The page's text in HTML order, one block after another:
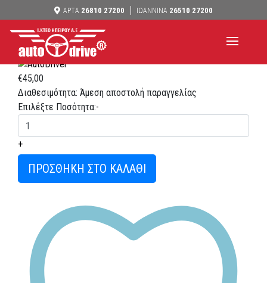
ΑΡΤΑ 26810 27200 ΙΩΑΝΝΙΝΑ 26510 27200
Έλεγχος ελαφρών οχημάτων για τα Ιωάννινα
Κάντε κλικ στη φωτογραφία για zoom
€45,00
Διαθεσιμότητα: Άμεση αποστολή παραγγελίας
Επιλέξτε Ποσότητα:-
+